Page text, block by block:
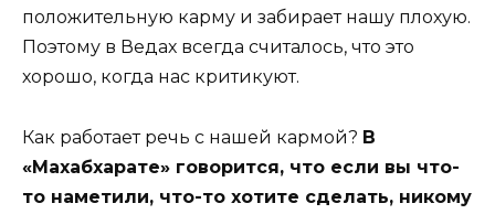
положительную карму и забирает нашу плохую.
Поэтому в Ведах всегда считалось, что это
хорошо, когда нас критикуют.
Как работает речь с нашей кармой? В
«Махабхарате» говорится, что если вы что-
то наметили, что-то хотите сделать, никому